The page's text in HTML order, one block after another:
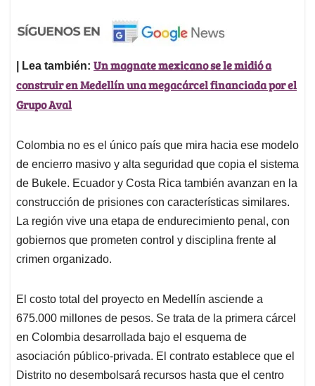
| Lea también: Un magnate mexicano se le midió a
construir en Medellín una megacárcel financiada por el
Grupo Aval
Colombia no es el único país que mira hacia ese modelo
de encierro masivo y alta seguridad que copia el sistema
de Bukele. Ecuador y Costa Rica también avanzan en la
construcción de prisiones con características similares.
La región vive una etapa de endurecimiento penal, con
gobiernos que prometen control y disciplina frente al
crimen organizado.
El costo total del proyecto en Medellín asciende a
675.000 millones de pesos. Se trata de la primera cárcel
en Colombia desarrollada bajo el esquema de
asociación público-privada. El contrato establece que el
Distrito no desembolsará recursos hasta que el centro